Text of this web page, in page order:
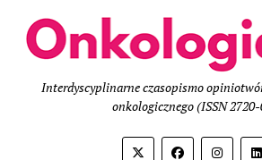
Interdyscyplinarne czasopismo
onkologicznego (ISSN